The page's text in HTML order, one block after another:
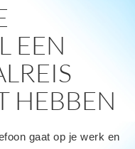
EEN
HEBBEN
gaat op je werk en